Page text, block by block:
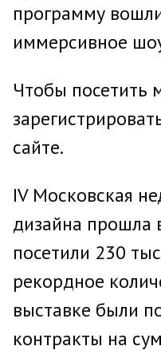
программу
иммерсивное
Чтобы посетить
сайте.
IV Московская
дизайна прошла
посетили 230
рекордное
выставке были
контракты на